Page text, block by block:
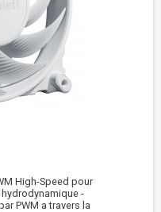
High-Speed pour
-
PWM a travers la